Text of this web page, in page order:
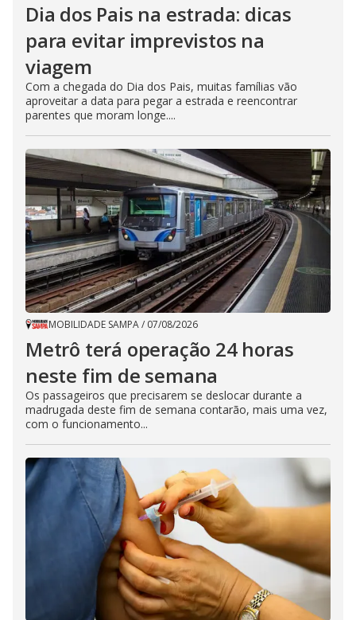
Dia dos Pais na estrada: dicas
para evitar imprevistos na
viagem
Com a chegada do Dia dos Pais, muitas famílias vão
aproveitar a data para pegar a estrada e reencontrar
parentes que moram longe....
MOBILIDADE SAMPA/ 07/08/2026
Metrô terá operação 24 horas
neste fim de semana
Os passageiros que precisarem se deslocar durante a
madrugada deste fim de semana contarão, mais uma vez,
com o funcionamento...